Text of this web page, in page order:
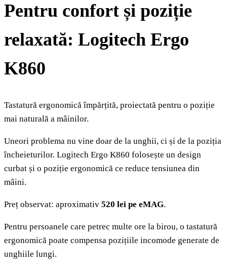
Pentru confort și poziție
relaxată: Logitech Ergo
K860
Tastatură ergonomică împărțită, proiectată pentru o poziție
mai naturală a mâinilor.
Uneori problema nu vine doar de la unghii, ci și de la poziția
încheieturilor. Logitech Ergo K860 folosește un design
curbat și o poziție ergonomică ce reduce tensiunea din
mâini.
Preț observat: aproximativ 520 lei pe eMAG.
Pentru persoanele care petrec multe ore la birou, o tastatură
ergonomică poate compensa pozițiile incomode generate de
unghiile lungi.